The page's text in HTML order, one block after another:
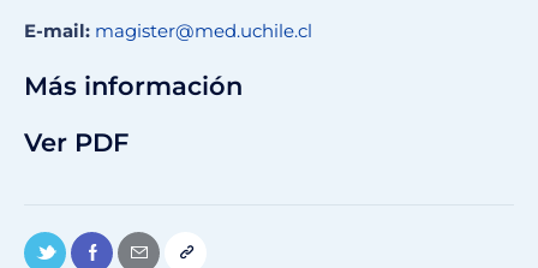
E-mail: magister@med.uchile.cl
Más información
Ver PDF